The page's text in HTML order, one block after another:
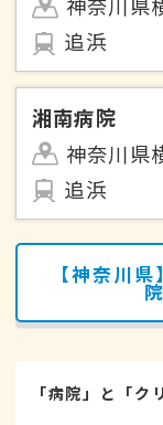
神奈川県
追浜
湘南病院
神奈川県
追浜
【神奈川
「病院」と「